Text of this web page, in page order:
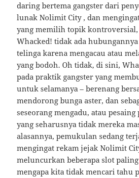
daring bertema gangster dari
lunak Nolimit City , dan
yang memilih topik
Whacked! tidak ada
telinga karena mengacau atau
yang bodoh. Oh tidak, di sini,
pada praktik gangster yang
untuk selamanya – berenang
mendorong bunga aster, dan
seseorang mengadu, atau
yang seharusnya tidak mereka
alasannya, pemukulan sedang
mengingat rekam jejak Nolimit
meluncurkan beberapa slot
mengapa kita tidak mencari tahu